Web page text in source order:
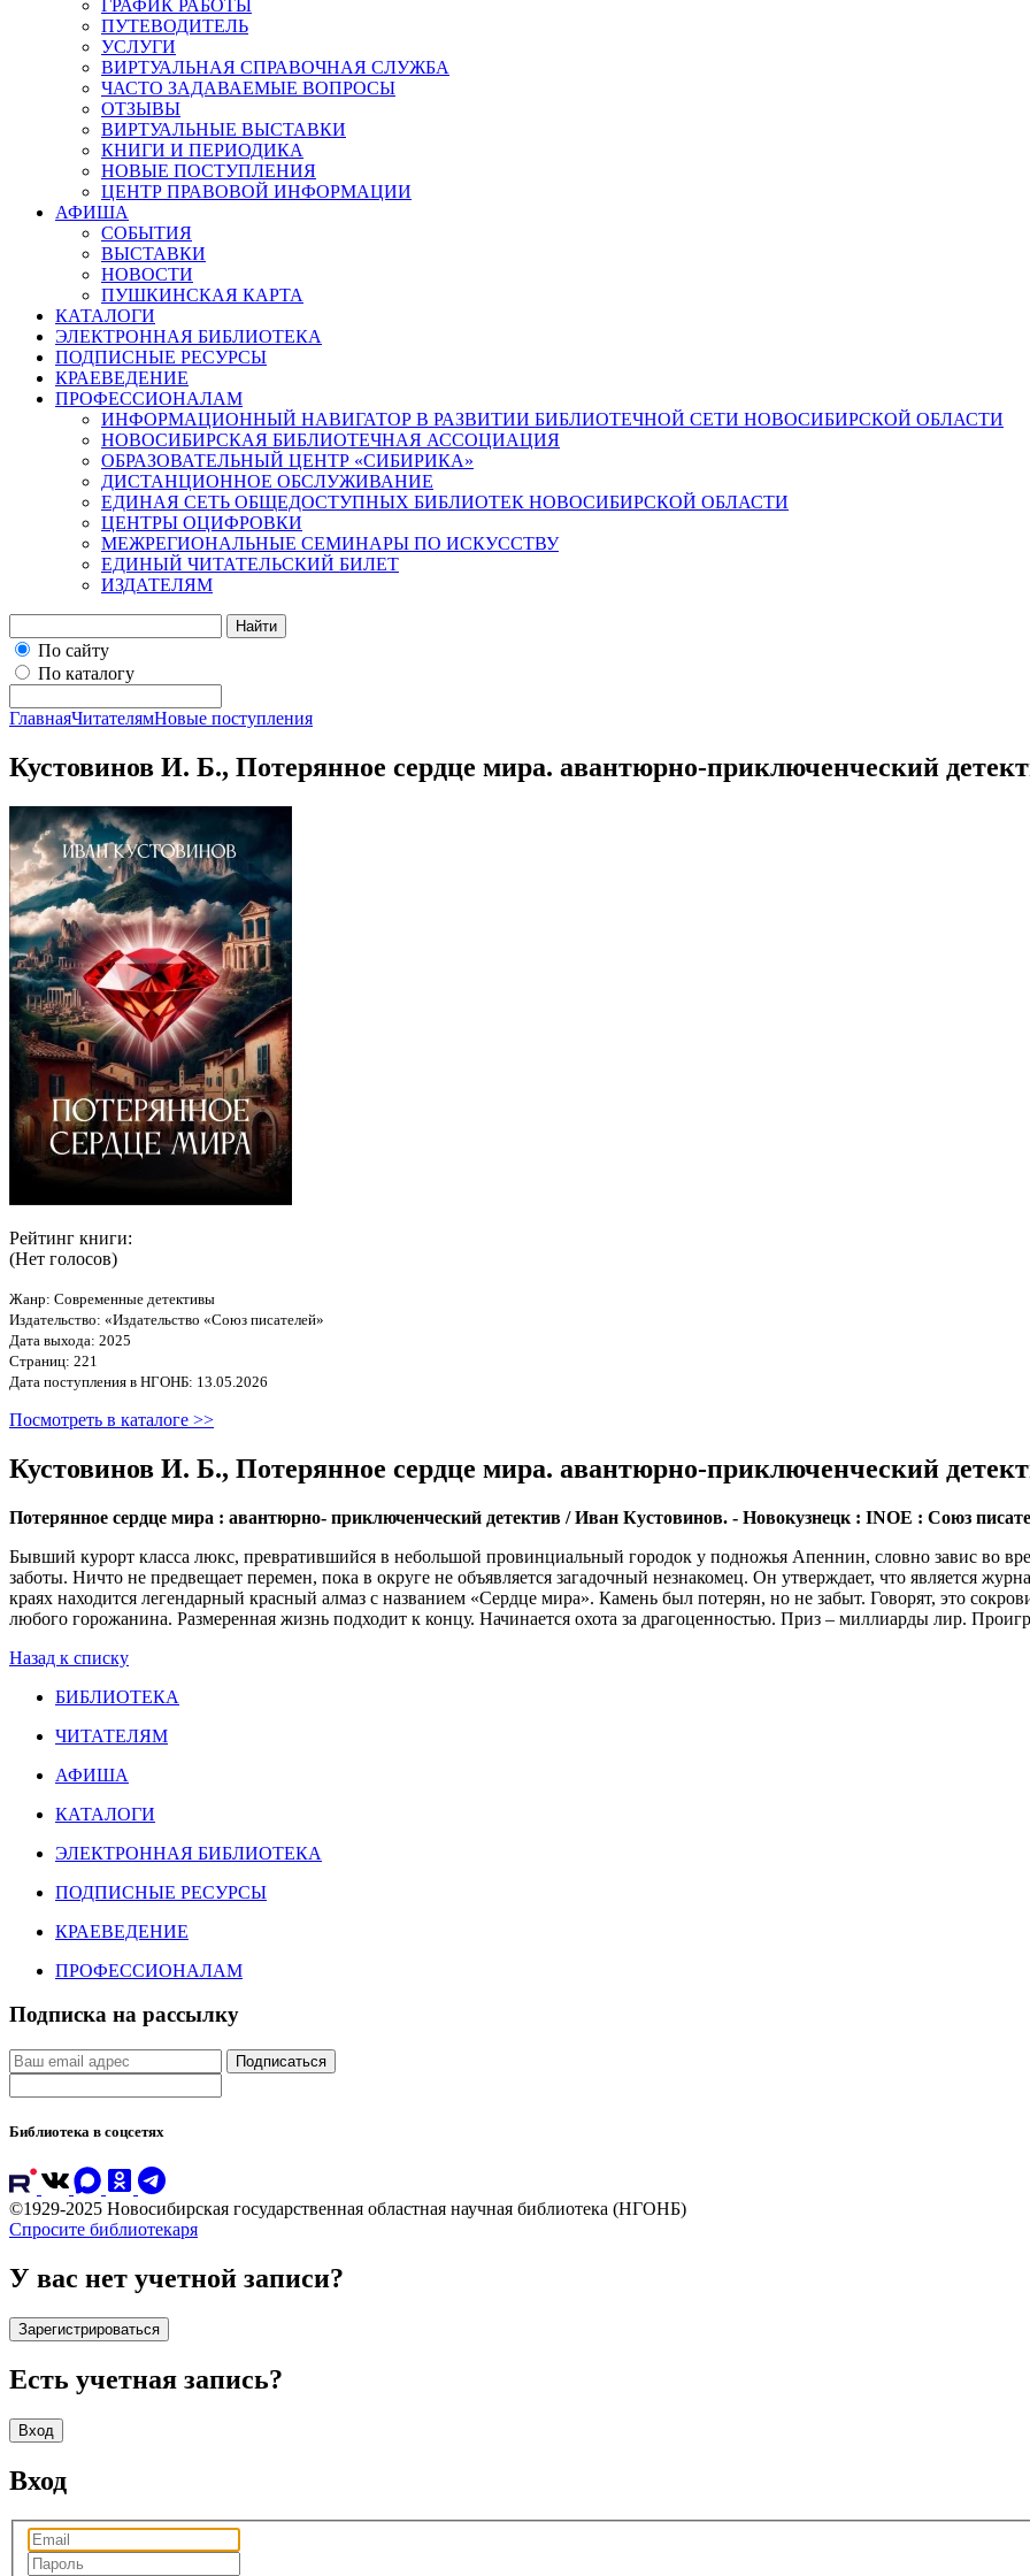
ГРАФИК РАБОТЫ
ПУТЕВОДИТЕЛЬ
УСЛУГИ
ВИРТУАЛЬНАЯ СПРАВОЧНАЯ СЛУЖБА
ЧАСТО ЗАДАВАЕМЫЕ ВОПРОСЫ
ОТЗЫВЫ
ВИРТУАЛЬНЫЕ ВЫСТАВКИ
КНИГИ И ПЕРИОДИКА
НОВЫЕ ПОСТУПЛЕНИЯ
ЦЕНТР ПРАВОВОЙ ИНФОРМАЦИИ
АФИША
СОБЫТИЯ
ВЫСТАВКИ
НОВОСТИ
ПУШКИНСКАЯ КАРТА
КАТАЛОГИ
ЭЛЕКТРОННАЯ БИБЛИОТЕКА
ПОДПИСНЫЕ РЕСУРСЫ
КРАЕВЕДЕНИЕ
ПРОФЕССИОНАЛАМ
ИНФОРМАЦИОННЫЙ НАВИГАТОР В РАЗВИТИИ БИБЛИОТЕЧНОЙ СЕТИ НОВОСИБИРСКОЙ ОБЛАСТИ
НОВОСИБИРСКАЯ БИБЛИОТЕЧНАЯ АССОЦИАЦИЯ
ОБРАЗОВАТЕЛЬНЫЙ ЦЕНТР «СИБИРИКА»
ДИСТАНЦИОННОЕ ОБСЛУЖИВАНИЕ
ЕДИНАЯ СЕТЬ ОБЩЕДОСТУПНЫХ БИБЛИОТЕК НОВОСИБИРСКОЙ ОБЛАСТИ
ЦЕНТРЫ ОЦИФРОВКИ
МЕЖРЕГИОНАЛЬНЫЕ СЕМИНАРЫ ПО ИСКУССТВУ
ЕДИНЫЙ ЧИТАТЕЛЬСКИЙ БИЛЕТ
ИЗДАТЕЛЯМ
Найти
По сайту
По каталогу
ГлавнаяЧитателямНовые поступления
Кустовинов И. Б., Потерянное сердце мира. авантюрно-приключенческий
Рейтинг книги:
(Нет голосов)
Жанр: Современные детективы
Издательство: «Издательство «Союз писателей»
Дата выхода: 2025
Страниц: 221
Дата поступления в НГОНБ: 13.05.2026
Посмотреть в каталоге >>
Кустовинов И. Б., Потерянное сердце мира. авантюрно-приключенческий
Потерянное сердце мира : авантюрно- приключенческий детектив / Иван Кустовинов. - Новокузнецк : INOE : Союз
Бывший курорт класса люкс, превратившийся в небольшой провинциальный городок у подножья Апеннин, словно завис во
заботы. Ничто не предвещает перемен, пока в округе не объявляется загадочный незнакомец. Он утверждает, что является
краях находится легендарный красный алмаз с названием «Сердце мира». Камень был потерян, но не забыт. Говорят, это
любого горожанина. Размеренная жизнь подходит к концу. Начинается охота за драгоценностью. Приз – миллиарды лир.
Назад к списку
БИБЛИОТЕКА
ЧИТАТЕЛЯМ
АФИША
КАТАЛОГИ
ЭЛЕКТРОННАЯ БИБЛИОТЕКА
ПОДПИСНЫЕ РЕСУРСЫ
КРАЕВЕДЕНИЕ
ПРОФЕССИОНАЛАМ
Подписка на рассылку
Подписаться
Библиотека в соцсетях
©1929-2025 Новосибирская государственная областная научная библиотека (НГОНБ)
Спросите библиотекаря
У вас нет учетной записи?
Зарегистрироваться
Есть учетная запись?
Вход
Вход